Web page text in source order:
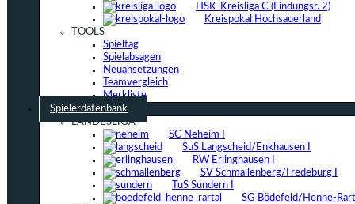
HSK-Kreisliga C (Findungsr. 2)
Kreispokal Hochsauerland
TOOLS
Spieltag
Spielabsagen
Neuansetzungen
Teamvergleich
Merkliste
Spielerdatenbank
LANDESLIGA
SC Neheim I
SuS Langscheid/Enkhausen I
RW Erlinghausen I
SV Schmallenberg/Fredeburg I
TuS Sundern I
SG Bödefeld/Henne-